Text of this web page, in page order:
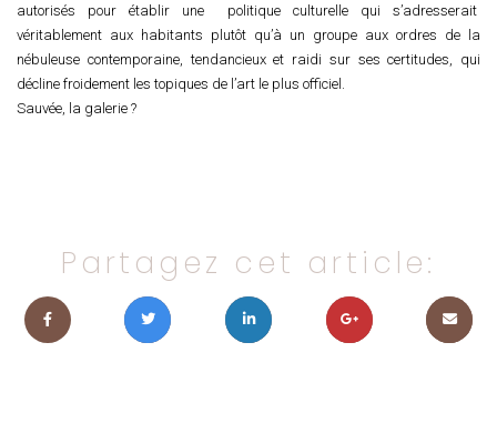
autorisés pour établir une politique culturelle qui s’adresserait
véritablement aux habitants plutôt qu’à un groupe aux ordres de la
nébuleuse contemporaine, tendancieux et raidi sur ses certitudes, qui
décline froidement les topiques de l’art le plus officiel.
Sauvée, la galerie ?
Partagez cet article: